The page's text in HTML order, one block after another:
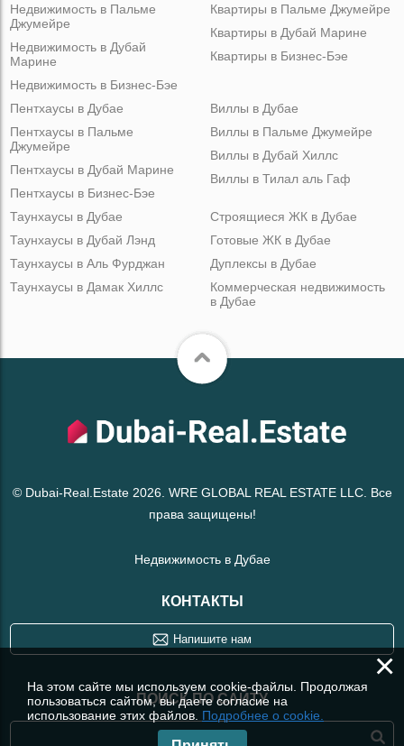
Недвижимость в Пальме
Джумейре
Недвижимость в Дубай
Марине
Недвижимость в Бизнес-Бэе
Квартиры в Пальме Джумейре
Квартиры в Дубай Марине
Квартиры в Бизнес-Бэе
Пентхаусы в Дубае
Пентхаусы в Пальме
Джумейре
Пентхаусы в Дубай Марине
Пентхаусы в Бизнес-Бэе
Виллы в Дубае
Виллы в Пальме Джумейре
Виллы в Дубай Хиллс
Виллы в Тилал аль Гаф
Таунхаусы в Дубае
Таунхаусы в Дубай Лэнд
Таунхаусы в Аль Фурджан
Таунхаусы в Дамак Хиллс
Строящиеся ЖК в Дубае
Готовые ЖК в Дубае
Дуплексы в Дубае
Коммерческая недвижимость
в Дубае
© Dubai-Real.Estate 2026. WRE GLOBAL REAL ESTATE LLC. Все
права защищены!
Недвижимость в Дубае
КОНТАКТЫ
Напишите нам
ПОИСК ПО САЙТУ
×
На этом сайте мы используем cookie-файлы. Продолжая
пользоваться сайтом, вы даете согласие на
использование этих файлов. Подробнее о cookie.